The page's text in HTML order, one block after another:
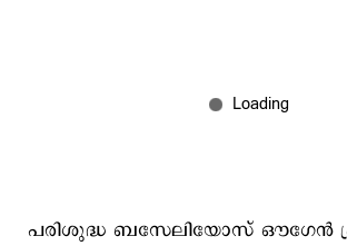
പരിശുദ്ധ ബസേലിയോസ് ഔ​ഗേൻ